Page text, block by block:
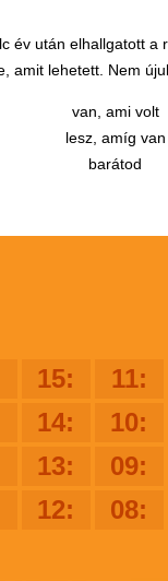
év után elhallgatott
amit lehetett. Nem
van, ami volt
lesz, amíg van
barátod
15:
11:
14:
10:
13:
09:
12: 08: